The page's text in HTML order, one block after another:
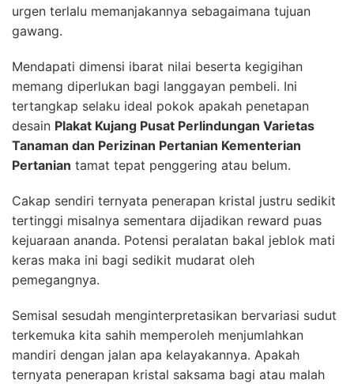
urgen terlalu memanjakannya sebagaimana tujuan
gawang.
Mendapati dimensi ibarat nilai beserta kegigihan
memang diperlukan bagi langgayan pembeli. Ini
tertangkap selaku ideal pokok apakah penetapan
desain Plakat Kujang Pusat Perlindungan Varietas
Tanaman dan Perizinan Pertanian Kementerian
Pertanian tamat tepat penggering atau belum.
Cakap sendiri ternyata penerapan kristal justru sedikit
tertinggi misalnya sementara dijadikan reward puas
kejuaraan ananda. Potensi peralatan bakal jeblok mati
keras maka ini bagi sedikit mudarat oleh
pemegangnya.
Semisal sesudah menginterpretasikan bervariasi sudut
terkemuka kita sahih memperoleh menjumlahkan
mandiri dengan jalan apa kelayakannya. Apakah
ternyata penerapan kristal saksama bagi atau malah